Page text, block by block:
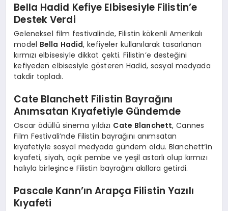
Bella Hadid Kefiye Elbisesiyle Filistin’e
Destek Verdi
Geleneksel film festivalinde, Filistin kökenli Amerikalı
model Bella Hadid, kefiyeler kullanılarak tasarlanan
kırmızı elbisesiyle dikkat çekti. Filistin’e desteğini
kefiyeden elbisesiyle gösteren Hadid, sosyal medyada
takdir topladı.
Cate Blanchett Filistin Bayrağını
Anımsatan Kıyafetiyle Gündemde
Oscar ödüllü sinema yıldızı Cate Blanchett, Cannes
Film Festivali’nde Filistin bayrağını anımsatan
kıyafetiyle sosyal medyada gündem oldu. Blanchett’in
kıyafeti, siyah, açık pembe ve yeşil astarlı olup kırmızı
halıyla birleşince Filistin bayrağını akıllara getirdi.
Pascale Kann’ın Arapça Filistin Yazılı
Kıyafeti